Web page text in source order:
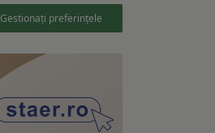
Gestionați preferințele